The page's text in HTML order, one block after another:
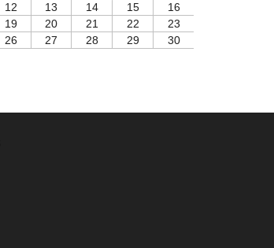
12 13 14 15
16
19 20 21 22
23
26 27 28 29
30